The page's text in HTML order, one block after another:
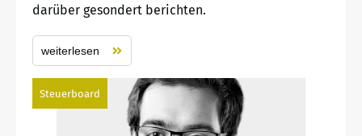
darüber gesondert berichten.
weiterlesen
Steuerboard